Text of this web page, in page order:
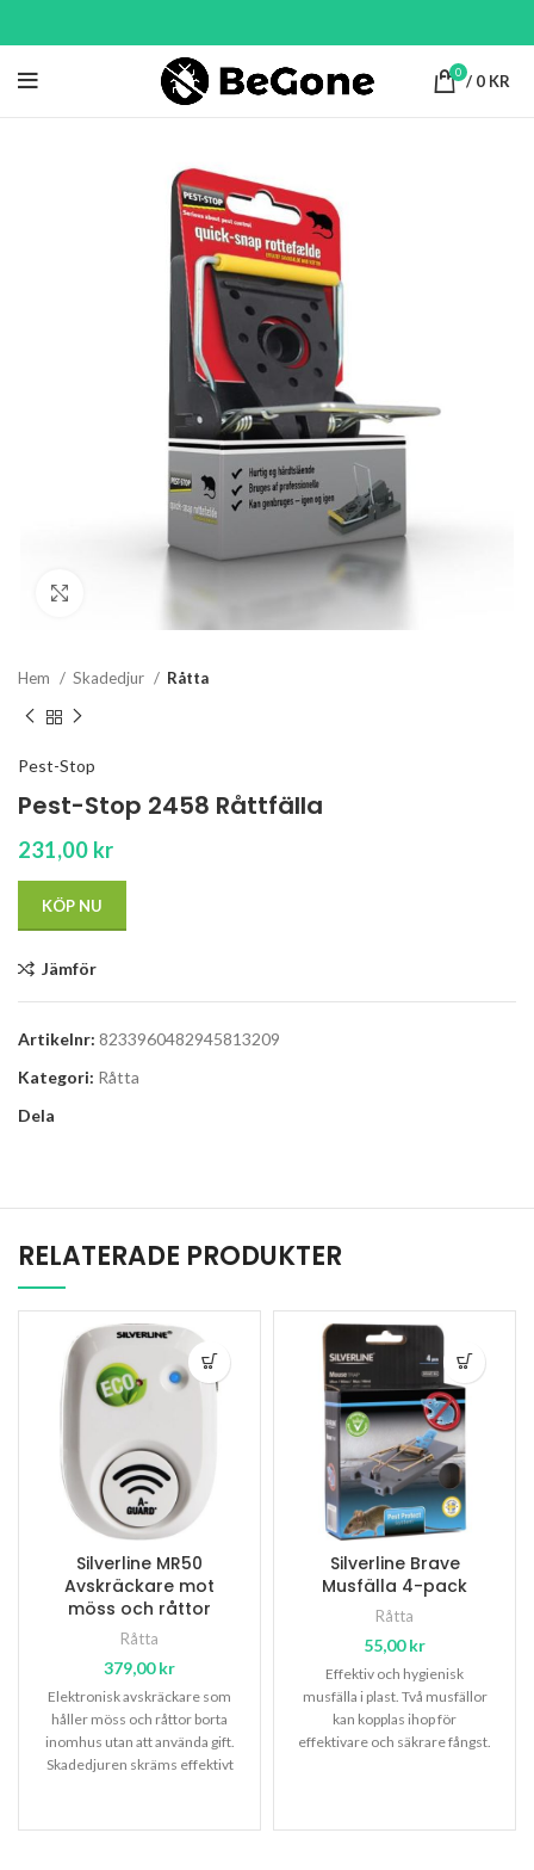
0 / 0 KR
Hem Skadedjur Råtta
Pest-Stop
Pest-Stop 2458 Råttfälla
231,00 kr
KÖP NU
Jämför
Artikelnr: 8233960482945813209
Kategori: Råtta
Dela
RELATERADE PRODUKTER
Silverline MR50
Avskräckare mot
möss och råttor
Råtta
379,00kr
Elektronisk avskräckare som
håller möss och råttor borta
inomhus utan att använda gift.
Skadedjuren skräms effektivt
Silverline Brave
Musfälla 4-pack
Råtta
55,00kr
Effektiv och hygienisk
musfälla i plast. Två musfällor
kan kopplas ihop för
effektivare och säkrare fångst.